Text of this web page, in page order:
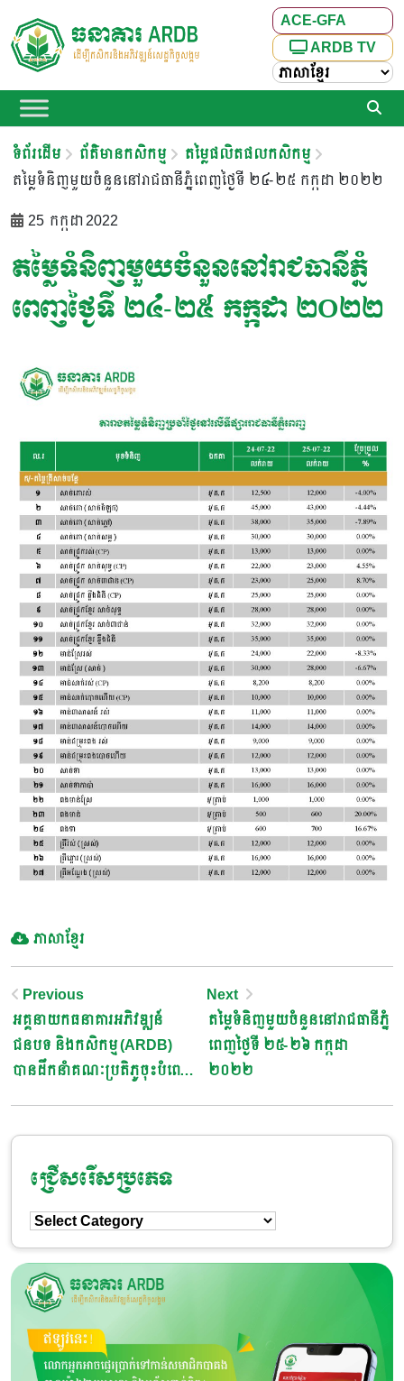
ACE-GFA
ARDB TV
ទំព័រដើម ព័ត៌មានកសិកម្ម
តម្លៃផលិតផលកសិកម្ម
តម្លៃទំនិញមួយចំនួននៅរាជធានីភ្នំពេញថ្ងៃទី ២៤​-២៥ កក្កដា ២០២២
25 កក្កដា 2022
តម្លៃទំនិញមួយចំនួននៅរាជធានីភ្នំ
ពេញថ្ងៃទី ២៤​-២៥ កក្កដា ២០២២
ភាសាខ្មែរ
Post
Navigation
Previous
អគ្គនាយកធនាគារអភិវឌ្ឍន៍
ជនបទ និងកសិកម្ម (ARDB)
បានដឹកនំាគណៈប្រតិភូចុះបំពេញ
Phong នៃប្រទេសវៀតណាម
Next
តម្លៃទំនិញមួយចំនួននៅរាជធានីភ្នំ
ពេញថ្ងៃទី ២៥​-២៦ កក្កដា
២០២២
ជ្រើសរើសប្រភេទ
ជ្រើសរើស
ប្រភេទ